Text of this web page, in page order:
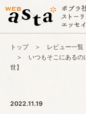
トップ
レビュー一覧
いつもそこにある
世】
2022.11.19